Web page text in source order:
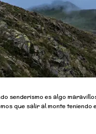
senderismo es algo
que salir al monte teniendo